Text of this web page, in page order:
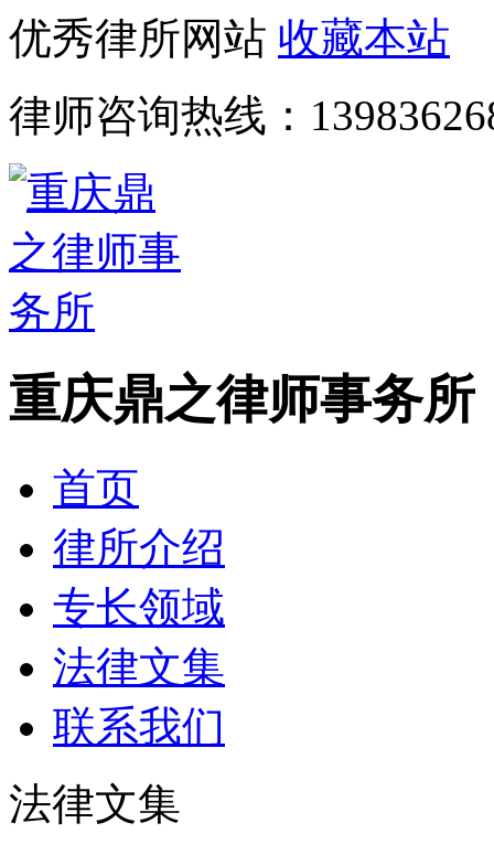
优秀律所网站 收藏本站
律师咨询热线：
重庆鼎之律师事务所
首页
律所介绍
专长领域
法律文集
联系我们
法律文集